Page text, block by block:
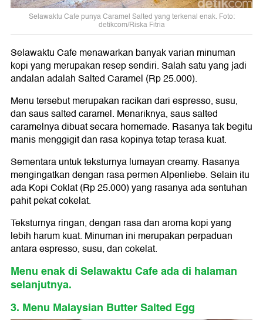
Selawaktu Cafe punya Caramel Salted yang terkenal enak. Foto:
detikcom/Riska Fitria
Selawaktu Cafe menawarkan banyak varian minuman
kopi yang merupakan resep sendiri. Salah satu yang jadi
andalan adalah Salted Caramel (Rp 25.000).
Menu tersebut merupakan racikan dari espresso, susu,
dan saus salted caramel. Menariknya, saus salted
caramelnya dibuat secara homemade. Rasanya tak begitu
manis menggigit dan rasa kopinya tetap terasa kuat.
Sementara untuk teksturnya lumayan creamy. Rasanya
mengingatkan dengan rasa permen Alpenliebe. Selain itu
ada Kopi Coklat (Rp 25.000) yang rasanya ada sentuhan
pahit pekat cokelat.
Teksturnya ringan, dengan rasa dan aroma kopi yang
lebih harum kuat. Minuman ini merupakan perpaduan
antara espresso, susu, dan cokelat.
Menu enak di Selawaktu Cafe ada di halaman
selanjutnya.
3. Menu Malaysian Butter Salted Egg